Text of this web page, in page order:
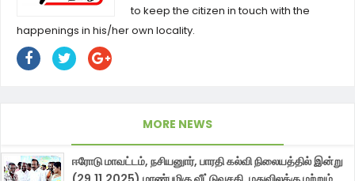
to keep the citizen in touch with the
happenings in his/her own locality.
MORE NEWS
ஈரோடு மாவட்டம், நசியனுார், பாரதி கல்வி நிலையத்தில் இன்று